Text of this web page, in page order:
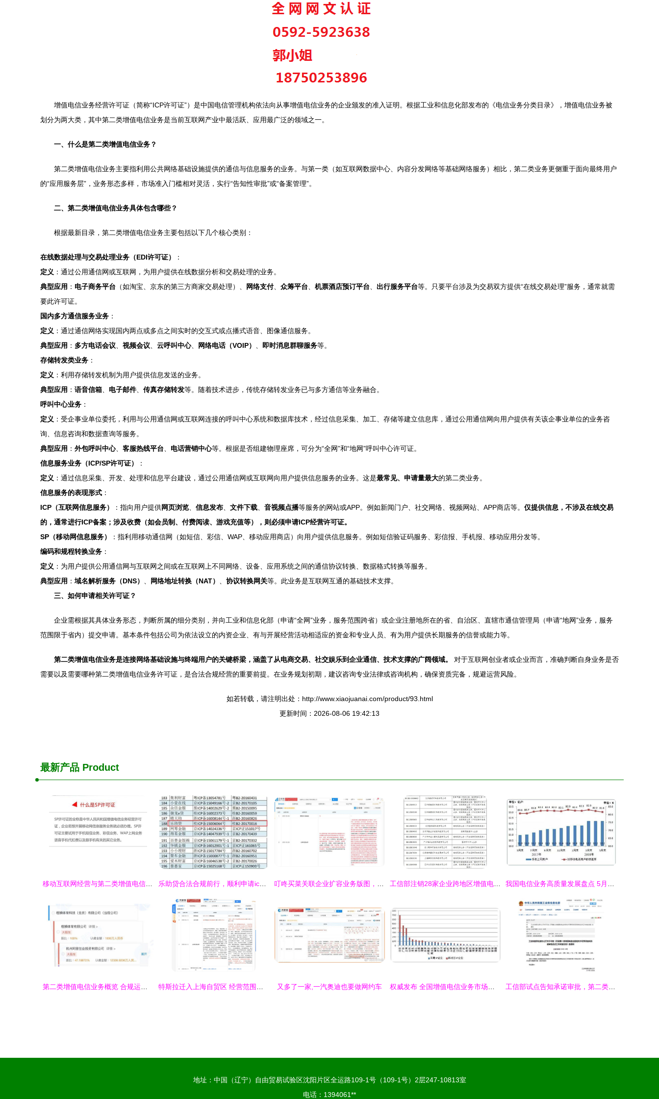
增值电信业务经营许可证（简称“ICP许可证”）是中国电信管理机构依法向从事增值电信业务的企业颁发的准入证明。根据工业和信息化部发布的《电信业务分类目录》，增值电信业务被
划分为两大类，其中第二类增值电信业务是当前互联网产业中最活跃、应用最广泛的领域之一。
一、什么是第二类增值电信业务？
第二类增值电信业务主要指利用公共网络基础设施提供的通信与信息服务的业务。与第一类（如互联网数据中心、内容分发网络等基础网络服务）相比，第二类业务更侧重于面向最终用户
的“应用服务层”，业务形态多样，市场准入门槛相对灵活，实行“告知性审批”或“备案管理”。
二、第二类增值电信业务具体包含哪些？
根据最新目录，第二类增值电信业务主要包括以下几个核心类别：
在线数据处理与交易处理业务（EDI许可证）
：
定义 ：通过公用通信网或互联网，为用户提供在线数据分析和交易处理的业务。
典型应用 ： 电子商务平台 （如淘宝、京东的第三方商家交易处理）、 网络支付、 众筹平台 机票酒店预订平台 出行服务平台等。只要平台涉及为交易双方提供“在线交易处理”服务，通常就需
要此许可证。
国内多方通信服务业务 ：
定义 ：通过通信网络实现国内两点或多点之间实时的交互式或点播式语音、图像通信服务。
典型应用 ： 多方电话会议 视频会议 云呼叫中心、 网络电话（VOIP） 即时消息群聊服务等。
存储转发类业务 ：
定义 ：利用存储转发机制为用户提供信息发送的业务。
典型应用 ： 语音信箱 电子邮件、 传真存储转发等。随着技术进步，传统存储转发业务已与多方通信等业务融合。
呼叫中心业务 ：
定义 ：受企事业单位委托，利用与公用通信网或互联网连接的呼叫中心系统和数据库技术，经过信息采集、加工、存储等建立信息库，通过公用通信网向用户提供有关该企事业单位的业务咨
询、信息咨询和数据查询等服务。
典型应用 ： 外包呼叫中心、 客服热线平台 电话营销中心等。根据是否组建物理座席，可分为“全网”和“地网”呼叫中心许可证。
信息服务业务（ICP/SP许可证）
：
定义 ：通过信息采集、开发、处理和信息平台建设，通过公用通信网或互联网向用户提供信息服务的业务。这是最常见、申请量最大的第二类业务。
信息服务的表现形式 ：
ICP（互联网信息服务）
：指向用户提供网页浏览 信息发布 文件下载 音视频点播等服务的网站或APP。例如新闻门户、社交网络、视频网站、APP商店等。 仅提供信息，不涉及在线交易
的，通常进行ICP备案；涉及收费（如会员制、付费阅读、游戏充值等），则必须申请ICP经营许可证。
SP（移动网信息服务）
：指利用移动通信网（如短信、彩信、WAP、移动应用商店）向用户提供信息服务。例如短信验证码服务、彩信报、手机报、移动应用分发等。
编码和规程转换业务 ：
定义 ：为用户提供公用通信网与互联网之间或在互联网上不同网络、设备、应用系统之间的通信协议转换、数据格式转换等服务。
典型应用 ： 域名解析服务（DNS） 网络地址转换（NAT） 协议转换网关等。此业务是互联网互通的基础技术支撑。
三、如何申请相关许可证？
企业需根据其具体业务形态，判断所属的细分类别，并向工业和信息化部（申请“全网”业务，服务范围跨省）或企业注册地所在的省、自治区、直辖市通信管理局（申请“地网”业务，服务
范围限于省内）提交申请。基本条件包括公司为依法设立的内资企业、有与开展经营活动相适应的资金和专业人员、有为用户提供长期服务的信誉或能力等。
第二类增值电信业务是连接网络基础设施与终端用户的关键桥梁，涵盖了从电商交易、社交娱乐到企业通信、技术支撑的广阔领域。
对于互联网创业者或企业而言，准确判断自身业务是否
需要以及需要哪种第二类增值电信业务许可证，是合法合规经营的重要前提。在业务规划初期，建议咨询专业法律或咨询机构，确保资质完备，规避运营风险。
如若转载，请注明出处：http://www.xiaojuanai.com/product/93.html
更新时间：2026-08-06 19:42:13
最新产品 Product
又多了一家,一汽奥迪也要做网约车
地址：中国（辽宁）自由贸易试验区沈阳片区全运路109-1号（109-1号）2层247-10813室
电话：1394061**